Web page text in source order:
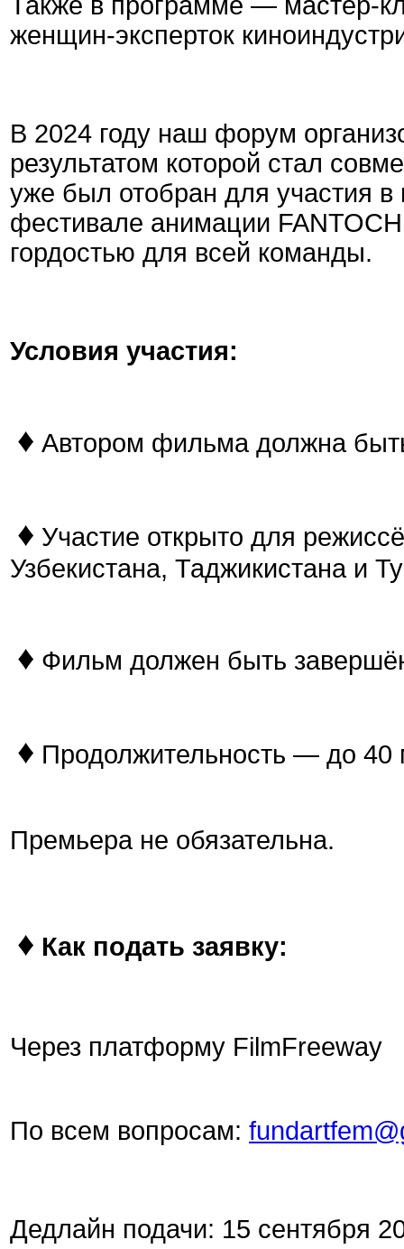
Также в программе — мастер-
женщин-эксперток
В 2024 году наш форум
результатом которой стал
уже был отобран для участия
фестивале анимации
гордостью для всей команды.
Условия участия:
♦ Автором фильма должна
♦ Участие открыто для
Узбекистана, Таджикистана и
♦ Фильм должен быть
♦ Продолжительность — до 40
Премьера не обязательна.
♦ Как подать заявку:
Через платформу FilmFreeway
По всем вопросам:
Дедлайн подачи: 15 сентября